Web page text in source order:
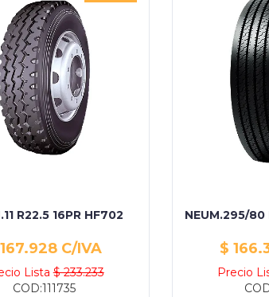
R22.5 16PR HF702
C/IVA
Lista$ 233.233
COD:111735
NEUM.295/80
$
Precio